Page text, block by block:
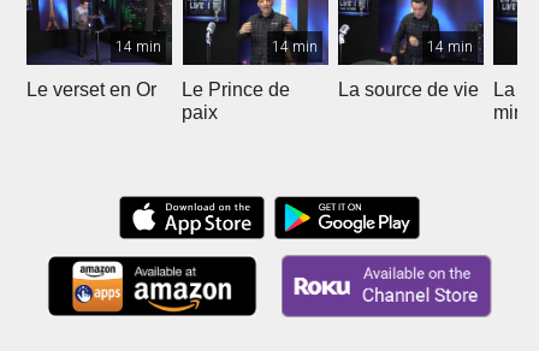
14 min
Le verset en Or
14 min
Le Prince de
paix
14 min
La source de vie
La